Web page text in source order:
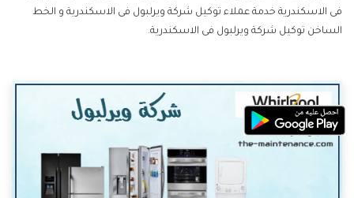
فى الاسكندرية خدمة عملاء توكيل شركة ويرلبول فى الاسكندرية و الخط
الساخن توكيل شركة ويرلبول فى الاسكندرية.